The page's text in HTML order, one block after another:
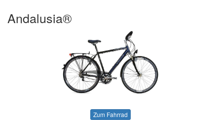
Andalusia®
Zum Fahrrad